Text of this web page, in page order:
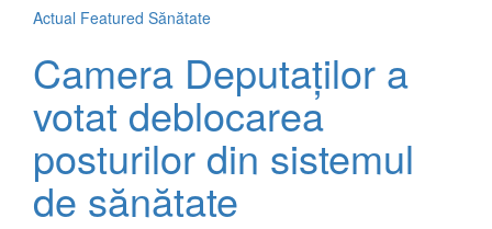
Actual Featured Sănătate
Camera Deputaților a
votat deblocarea
posturilor din sistemul
de sănătate